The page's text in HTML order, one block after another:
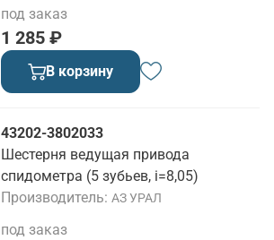
1 285 ₽
под заказ
В корзину
43202-3802033
Шестерня ведущая привода
спидометра (5 зубьев, i=8,05)
Производитель АЗ УРАЛ
под заказ